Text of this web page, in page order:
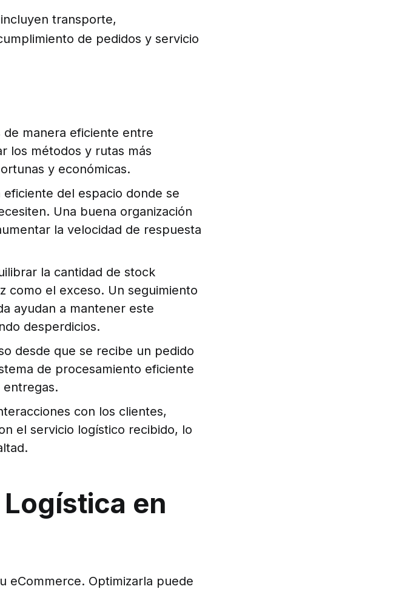
transporte,
de pedidos y servicio
manera eficiente entre
los métodos y rutas más
y económicas.
del espacio donde se
Una buena organización
la velocidad de respuesta
la cantidad de stock
como el exceso. Un seguimiento
ayudan a mantener este
desperdicios.
desde que se recibe un pedido
de procesamiento eficiente
entregas.
con los clientes,
el servicio logístico recibido, lo
en
eCommerce. Optimizarla puede